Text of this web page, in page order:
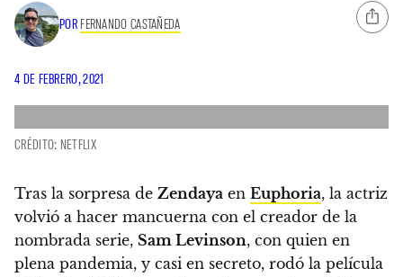
POR FERNANDO CASTAÑEDA
4 DE FEBRERO, 2021
CRÉDITO: NETFLIX
Tras la sorpresa de Zendaya en Euphoria, la actriz
volvió a hacer mancuerna con el creador de la
nombrada serie, Sam Levinson, con quien en
plena pandemia, y casi en secreto, rodó la película